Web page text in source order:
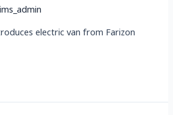
electric van from Farizon